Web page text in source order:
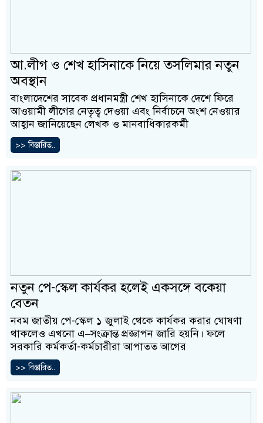
আ.লীগ ও শেখ হাসিনাকে নিয়ে তসলিমার নতুন
অবস্থান
বাংলাদেশের সাবেক প্রধানমন্ত্রী শেখ হাসিনাকে দেশে ফিরে
আওয়ামী লীগের নেতৃত্ব দেওয়া এবং নির্বাচনে অংশ নেওয়ার
আহ্বান জানিয়েছেন লেখক ও মানবাধিকারকর্মী
>> বিস্তারিত..
নতুন পে-স্কেল কার্যকর হলেই একসঙ্গে বকেয়া
বেতন
নবম জাতীয় পে-স্কেল ১ জুলাই থেকে কার্যকর করার ঘোষণা
থাকলেও এখনো এ–সংক্রান্ত প্রজ্ঞাপন জারি হয়নি। ফলে
সরকারি কর্মকর্তা-কর্মচারীরা আপাতত আগের
>> বিস্তারিত..